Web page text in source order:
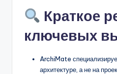
Краткое
ключевых
ArchiMate
архитектуре, а не на